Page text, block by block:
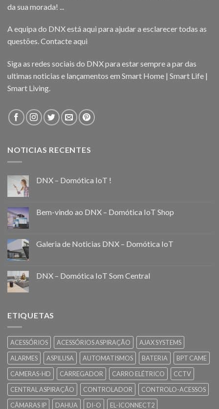
da sua morada! ...
A equipa do DNX está aqui para ajudar a esclarecer todas as
questões.Contacte aqui
Siga as redes sociais do DNX para estar sempre a par das
ultimas noticias e lançamentos em Smart Home | Smart Life |
Smart Living.
NOTICIAS RECENTES
DNX – Domótica IoT !
Bem-vindo ao DNX – Domótica IoT Shop
Galeria de Noticias DNX – Domótica IoT
DNX – Domótica IoT Som Central
ETIQUETAS
ACESSÓRIOS ACESSÓRIOS ASPIRAÇÃO
AJAX SYSTEMS
ALARMES
ASPILUSA AUTOMATISMOS BATERIA
BPT CAME
CAMERAS-HD
CARREGADOR CARRO ELÉTRICO
CCTV
CENTRAL ASPIRAÇÃO
CONTROLADOR
CONTROLO-ACESSOS
CÂMARAS IP
DAHUA DI-O
EL-ICONNECT2